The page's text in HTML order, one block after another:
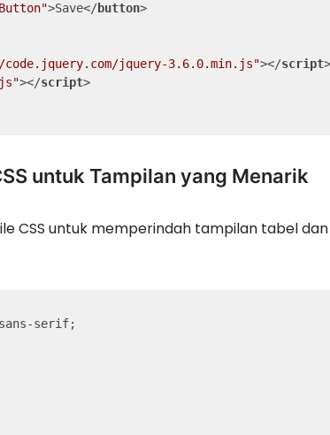
>Save</button>
jquery-3.6.0.min.js"></script>
></script>
untuk Tampilan yang Menarik
CSS untuk memperindah tampilan tabel
serif;